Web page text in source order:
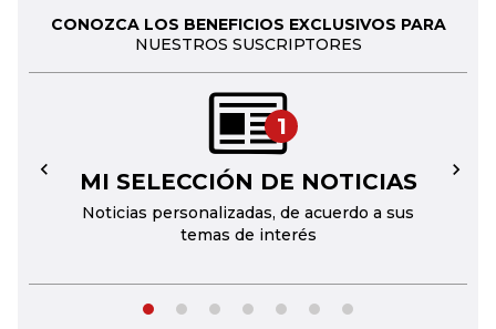
CONOZCA LOS BENEFICIOS EXCLUSIVOS PARA
NUESTROS SUSCRIPTORES
1
MI SELECCIÓN DE NOTICIAS
Noticias personalizadas, de acuerdo a sus
temas de interés
← →